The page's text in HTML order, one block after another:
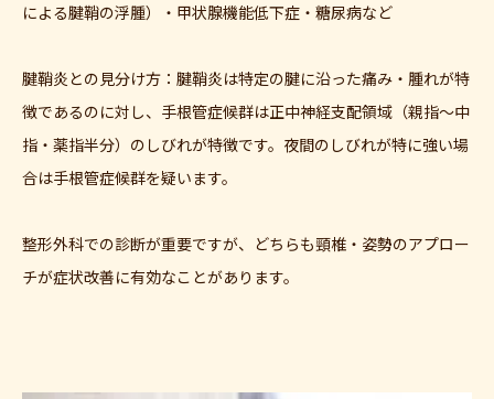
による腱鞘の浮腫）・甲状腺機能低下症・糖尿病など
腱鞘炎との見分け方：腱鞘炎は特定の腱に沿った痛み・腫れが特
徴であるのに対し、手根管症候群は正中神経支配領域（親指〜中
指・薬指半分）のしびれが特徴です。夜間のしびれが特に強い場
合は手根管症候群を疑います。
整形外科での診断が重要ですが、どちらも頸椎・姿勢のアプロー
チが症状改善に有効なことがあります。